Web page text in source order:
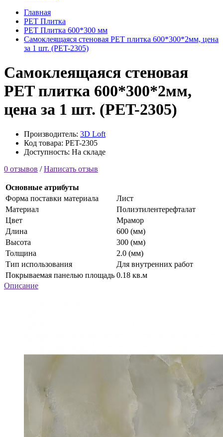
Главная
PET Плитка
PET Плитка 600*300 мм
Самоклеящаяся стеновая PET плитка 600*300*2мм, цена
за 1 шт. (PET-2305)
Самоклеящаяся стеновая
PET плитка 600*300*2мм,
цена за 1 шт. (PET-2305)
Производитель: 3D Loft
Код товара: PET-2305
Доступность: На складе
0 отзывов /Написать отзыв
Основные атрибуты
Форма поставки материала
Лист
Материал
Полиэтилентерефталат
Цвет
Мрамор
Длина
600 (мм)
Высота
300 (мм)
Толщина
2.0 (мм)
Тип использования
Для внутренних работ
Покрываемая панелью площадь 0.18 кв.м
Описание